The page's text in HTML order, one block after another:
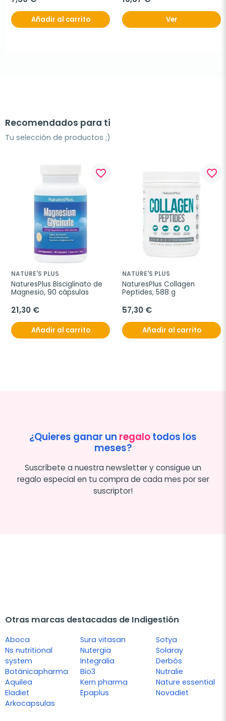
Añadir al carrito Ver
Recomendados para ti
Tu selección de productos ;)
favorite_border
NATURE'S PLUS
NaturesPlus Bisciglinato de
Magnesio, 90 cápsulas
21,30 €
Añadir al carrito
favorite_border
NATURE'S PLUS
NaturesPlus Collagen
Peptides, 588 g
57,30 €
Añadir al carrito
¿Quieres ganar un regalotodos los
meses?
Suscríbete a nuestra newsletter y consigue un
regalo especial en tu compra de cada mes por ser
suscriptor!
Otras marcas destacadas de Indigestión
Aboca
Ns nutritional
system
Botánicapharma
Aquilea
Eladiet
Arkocapsulas
Sura vitasan
Nutergia
Integralia
Bio3
Kern pharma
Epaplus
Sotya
Solaray
Derbós
Nutralie
Nature essential
Novadiet